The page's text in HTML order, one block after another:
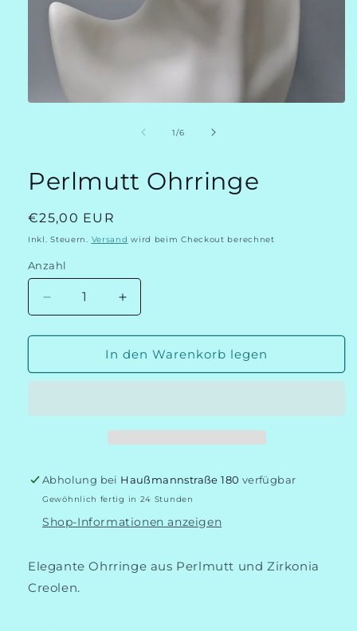
1/von
6
Perlmutt Ohrringe
Normaler
Preis
€25,00 EUR
Inkl. Steuern. Versand wird beim Checkout berechnet
Anzahl
Verringere
die
Menge
Perlmutt
Erhöhe
die
Menge
für
Perlmutt
In den Warenkorb legen
Abholung bei Haußmannstraße 180 verfügbar
Gewöhnlich fertig in 24 Stunden
Shop-Informationen anzeigen
Elegante Ohrringe aus Perlmutt und Zirkonia
Creolen.